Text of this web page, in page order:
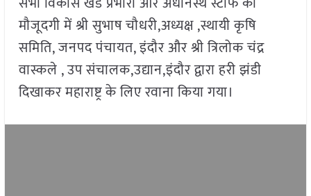
मौजूदगी में श्री सुभाष चौधरी,अध्यक्ष ,स्थायी कृषि
समिति, जनपद पंचायत, इंदौर और श्री त्रिलोक चंद्र
वास्कले , उप संचालक,उद्यान,इंदौर द्वारा हरी झंडी
दिखाकर महाराष्ट्र के लिए रवाना किया गया।